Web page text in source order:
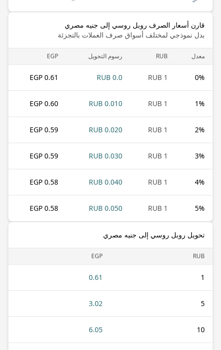
قارن أسعار الصرف روبل روسي إلى جنيه مصري
بدل نموذجي لمختلف أسواق صرف العملات بالتجزئة
معدل RUB رسوم التحويل EGP
0%
1 RUB
0.0 RUB
0.61 EGP
1%
1 RUB
0.010 RUB
0.60 EGP
2%
1 RUB
0.020 RUB
0.59 EGP
3%
1 RUB
0.030 RUB
0.59 EGP
4%
1 RUB
0.040 RUB
0.58 EGP
5%
1 RUB
0.050 RUB
0.58 EGP
تحويل روبل روسي إلى جنيه مصري
RUB
EGP
1
0.61
5
3.02
10
6.05